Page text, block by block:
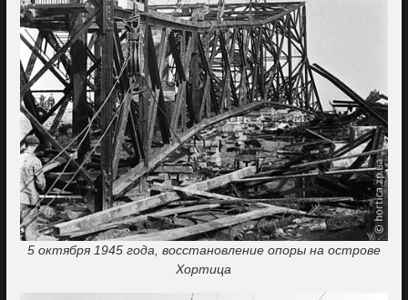
5 октября 1945 года, восстановление опоры на острове
Хортица